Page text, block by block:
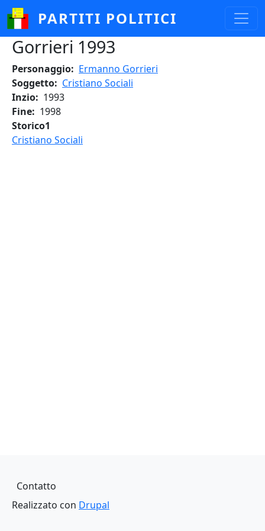
Salta al contenuto principale
PARTITI POLITICI
Gorrieri 1993
Personaggio
Ermanno Gorrieri
Soggetto
Cristiano Sociali
Inzio
1993
Fine
1998
Storico1
Cristiano Sociali
Piè di pagina
Contatto
Realizzato con Drupal